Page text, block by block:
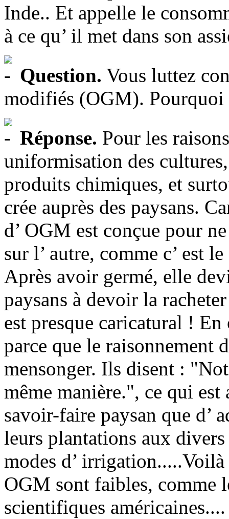
Inde.. Et appelle le
à ce qu’ il met dans son
Question. Vous luttez
modifiés (OGM). Pourquoi
Réponse. Pour les
uniformisation des
produits chimiques, et
crée auprès des paysans.
d’ OGM est conçue pour
sur l’ autre, comme c’ est
Après avoir germé, elle
paysans à devoir la
est presque caricatural !
parce que le raisonnement
mensonger. Ils disent :
même manière.", ce qui est
savoir-faire paysan que d’
leurs plantations aux
modes d’
OGM sont faibles, comme
scientifiques américaines....